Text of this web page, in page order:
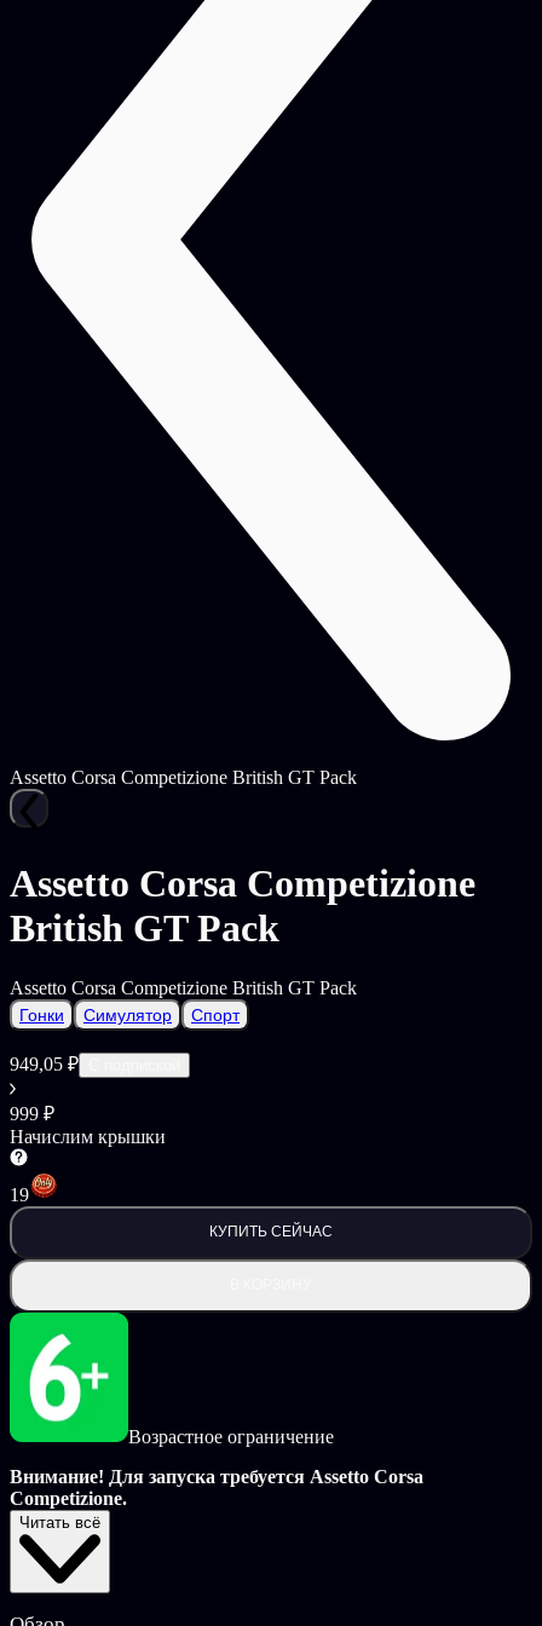
Assetto Corsa Competizione British GT Pack
Assetto Corsa Competizione
British GT Pack
Assetto Corsa Competizione British GT Pack
Гонки Симулятор Спорт
949,05 ₽
999 ₽
Начислим крышки
19
КУПИТЬ СЕЙЧАС
Возрастное ограничение
Внимание! Для запуска требуется Assetto Corsa
Competizione.
Дополнение BRITISH GT PACK переносит на Assetto Corsa
Competizione все события британского чемпионата GT 2019 от
SRO Motorsports Group.
Читать всё